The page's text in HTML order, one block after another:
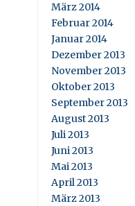
März 2014
Februar 2014
Januar 2014
Dezember 2013
November 2013
Oktober 2013
September 2013
August 2013
Juli 2013
Juni 2013
Mai 2013
April 2013
März 2013